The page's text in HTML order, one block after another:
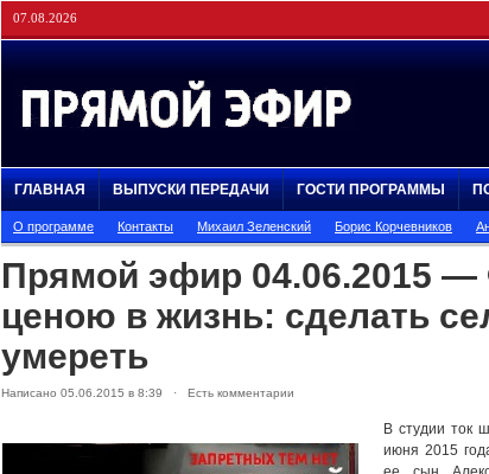
07.08.2026
ГЛАВНАЯ ВЫПУСКИ ПЕРЕДАЧИ ГОСТИ ПРОГРАММЫ
О программе Контакты Михаил Зеленский Борис Корчевников
Прямой эфир 04.06.2015 —
ценою в жизнь: сделать
умереть
Написано 05.06.2015 в 8:39 · Есть комментарии
В студии ток
июня 2015